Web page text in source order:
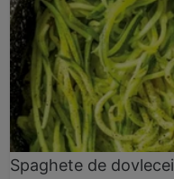
Spaghete de dovlecei